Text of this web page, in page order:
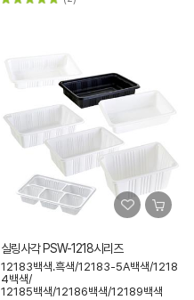
실링사각 PSW-1218시리즈
12183백색.흑색/12183-5A백색/1218
4백색/
12185백색/12186백색/12189백색